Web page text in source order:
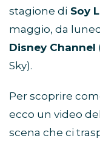
stagione di Soy
maggio, da
Disney Channel
Sky).
Per scoprire
ecco un video
scena che ci